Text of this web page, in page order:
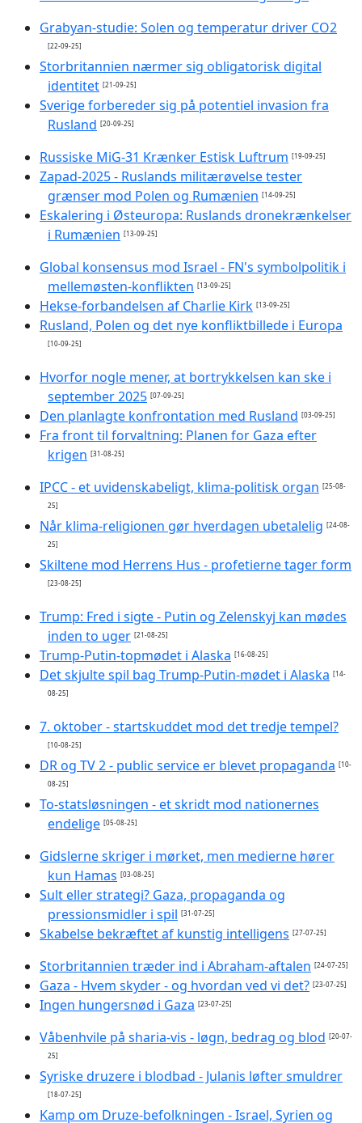
Grabyan-studie: Solen og temperatur driver CO2
[22-09-25]
Storbritannien nærmer sig obligatorisk digital
identitet [21-09-25]
Sverige forbereder sig på potentiel invasion fra
Rusland [20-09-25]
Russiske MiG-31 Krænker Estisk Luftrum [19-09-25]
Zapad-2025 - Ruslands militærøvelse tester
grænser mod Polen og Rumænien [14-09-25]
Eskalering i Østeuropa: Ruslands dronekrænkelser
i Rumænien [13-09-25]
Global konsensus mod Israel - FN's symbolpolitik i
mellemøsten-konflikten [13-09-25]
Hekse-forbandelsen af Charlie Kirk [13-09-25]
Rusland, Polen og det nye konfliktbillede i Europa
[10-09-25]
Hvorfor nogle mener, at bortrykkelsen kan ske i
september 2025 [07-09-25]
Den planlagte konfrontation med Rusland [03-09-25]
Fra front til forvaltning: Planen for Gaza efter
krigen [31-08-25]
IPCC - et uvidenskabeligt, klima-politisk organ [25-08-
25]
Når klima-religionen gør hverdagen ubetalelig [24-08-
25]
Skiltene mod Herrens Hus - profetierne tager form
[23-08-25]
Trump: Fred i sigte - Putin og Zelenskyj kan mødes
inden to uger [21-08-25]
Trump-Putin-topmødet i Alaska [16-08-25]
Det skjulte spil bag Trump-Putin-mødet i Alaska [14-
08-25]
7. oktober - startskuddet mod det tredje tempel?
[10-08-25]
DR og TV 2 - public service er blevet propaganda [10-
08-25]
To-statsløsningen - et skridt mod nationernes
endelige [05-08-25]
Gidslerne skriger i mørket, men medierne hører
kun Hamas [03-08-25]
Sult eller strategi? Gaza, propaganda og
pressionsmidler i spil [31-07-25]
Skabelse bekræftet af kunstig intelligens [27-07-25]
Storbritannien træder ind i Abraham-aftalen [24-07-25]
Gaza - Hvem skyder - og hvordan ved vi det? [23-07-25]
Ingen hungersnød i Gaza [23-07-25]
Våbenhvile på sharia-vis - løgn, bedrag og blod [20-07-
25]
Syriske druzere i blodbad - Julanis løfter smuldrer
[18-07-25]
Kamp om Druze-befolkningen - Israel, Syrien og